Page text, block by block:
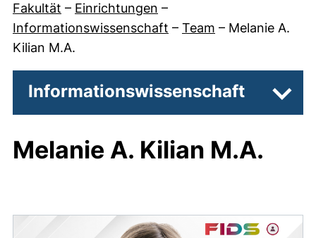
Fakultät – Einrichtungen –
Informationswissenschaft – Team – Melanie A.
Kilian M.A.
Informationswissenschaft
Melanie A. Kilian M.A.